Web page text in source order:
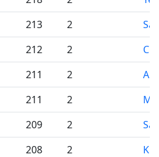
213 2
212 2
211 2
211 2
209 2
208 2